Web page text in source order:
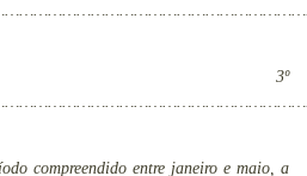
compreendido entre janeiro e maio, a